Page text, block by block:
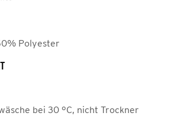
Polyester
bei 30 °C, nicht Trockner